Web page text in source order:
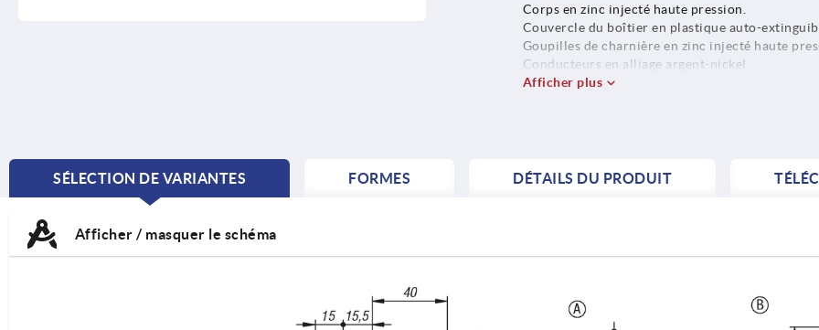
Corps en zinc injecté haute pression.
Couvercle du boîtier en plastique auto-
Goupilles de charnière en zinc injecté haute
Conducteurs en alliage argent-nickel.
Afficher plus
SÉLECTION DE VARIANTES
CURRENT
FORMES DÉTAILS DU PRODUIT
Afficher / masquer le schéma